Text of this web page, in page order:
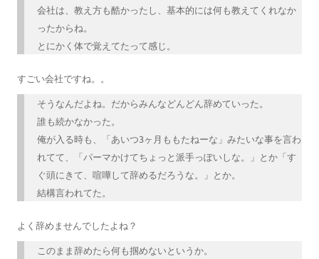
会社は、教え方も酷かったし、基本的には何も教えてくれなか
ったからね。
とにかく体で覚えてたって感じ。
すごい会社ですね。。
そうなんだよね。だからみんなどんどん辞めていった。
誰も続かなかった。
俺が入る時も、「あいつ3ヶ月ももたねーな」みたいな事を言わ
れてて、「パーマかけてちょっと派手っぽいしな。」とか「す
ぐ頭にきて、喧嘩して辞めるだろうな。」とか。
結構言われてた。
よく辞めませんでしたよね？
このまま辞めたら何も掴めないというか。